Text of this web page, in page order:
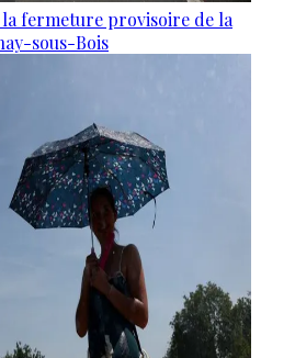
fermeture provisoire de la
sous-Bois